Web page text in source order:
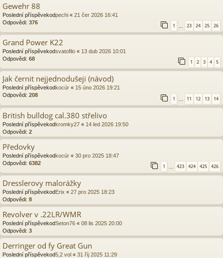
Gewehr 88
Poslední příspěvekodpechi « 21 čer 2026 16:41
Odpovědi: 376
1 … 23 24 25 26
Grand Power K22
Poslední příspěvekodsvatofilo « 13 dub 2026 10:01
Odpovědi: 68
1 2 3 4 5
Jak černit nejjednodušeji (návod)
Poslední příspěvekodkocúr « 15 úno 2026 19:21
Odpovědi: 208
1 11 12 13 14
British bulldog cal.380 střelivo
Poslední příspěvekodkromky27 « 14 led 2026 19:50
Odpovědi: 2
Předovky
Poslední příspěvekodkocúr « 30 pro 2025 18:47
Odpovědi: 6382
1 423 424 425 426
Dresslerovy malorážky
Poslední příspěvekodErix « 27 pro 2025 18:23
Odpovědi: 8
Revolver v .22LR/WMR
Poslední příspěvekodSeton76 « 08 lis 2025 20:00
Odpovědi: 3
Derringer od fy Great Gun
Poslední příspěvekod5,2 vol « 31 říj 2025 11:29